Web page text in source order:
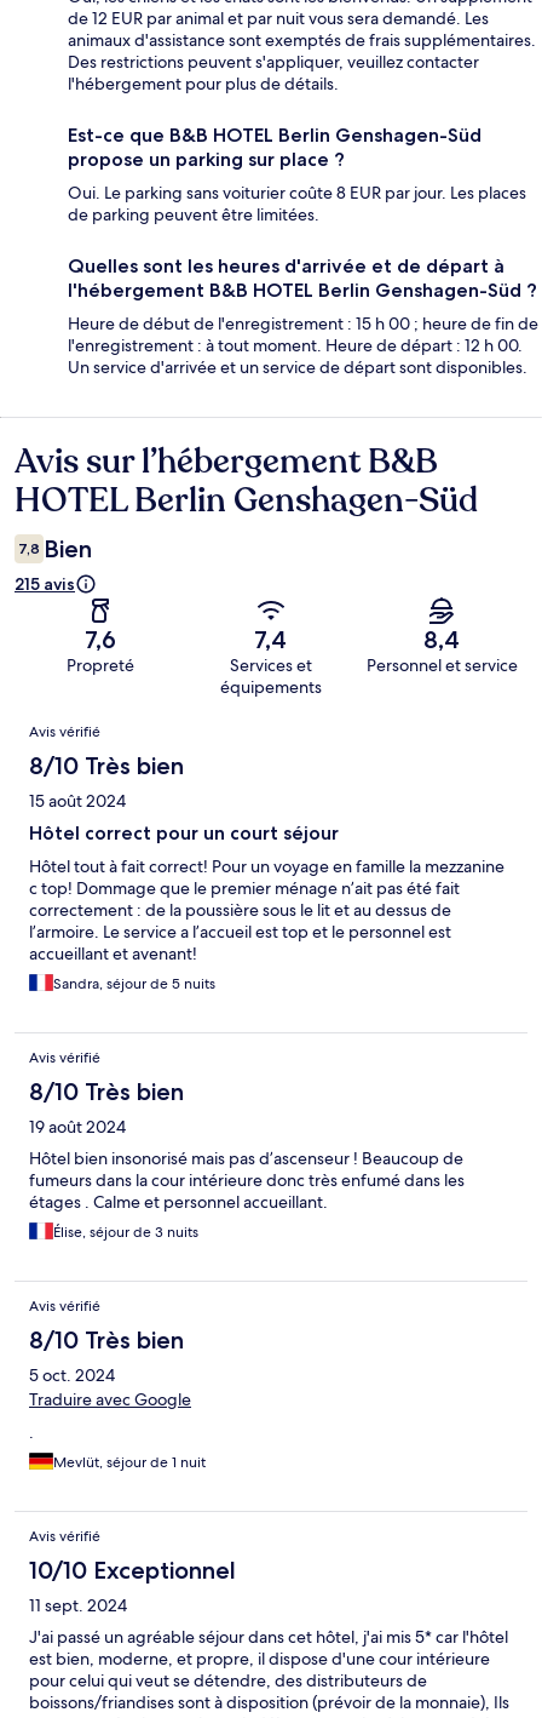
de 12 EUR par animal et par nuit vous sera demandé. Les
animaux d'assistance sont exemptés de frais supplémentaires.
Des restrictions peuvent s'appliquer, veuillez contacter
l'hébergement pour plus de détails.
Est-ce que B&B HOTEL Berlin Genshagen-Süd
propose un parking sur place ?
Oui. Le parking sans voiturier coûte 8 EUR par jour. Les places
de parking peuvent être limitées.
Quelles sont les heures d'arrivée et de départ à
l'hébergement B&B HOTEL Berlin Genshagen-Süd ?
Heure de début de l'enregistrement : 15 h 00 ; heure de fin de
l'enregistrement : à tout moment. Heure de départ : 12 h 00.
Un service d'arrivée et un service de départ sont disponibles.
Avis
Avis sur l’hébergement B&B
HOTEL Berlin Genshagen-Süd
7,8 Bien
215 avis
7,6
Propreté
7,4
Services et
équipements
8,4
Personnel et service
Avis
Avis vérifié
8/10 Très bien
15 août 2024
Hôtel correct pour un court séjour
Hôtel tout à fait correct! Pour un voyage en famille la mezzanine
c top! Dommage que le premier ménage n’ait pas été fait
correctement : de la poussière sous le lit et au dessus de
l’armoire. Le service a l’accueil est top et le personnel est
accueillant et avenant!
Sandra, séjour de 5 nuits
Avis vérifié
8/10 Très bien
19 août 2024
Hôtel bien insonorisé mais pas d’ascenseur ! Beaucoup de
fumeurs dans la cour intérieure donc très enfumé dans les
étages . Calme et personnel accueillant.
Élise, séjour de 3 nuits
Avis vérifié
8/10 Très bien
5 oct. 2024
Traduire avec Google
.
Mevlüt, séjour de 1 nuit
Avis vérifié
10/10 Exceptionnel
11 sept. 2024
J'ai passé un agréable séjour dans cet hôtel, j'ai mis 5* car l'hôtel
est bien, moderne, et propre, il dispose d'une cour intérieure
pour celui qui veut se détendre, des distributeurs de
boissons/friandises sont à disposition (prévoir de la monnaie), Ils